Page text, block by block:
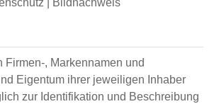
Bildnachweis
Firmen-, Markennamen und
Eigentum ihrer jeweiligen Inhaber
zur Identifikation und Beschreibung